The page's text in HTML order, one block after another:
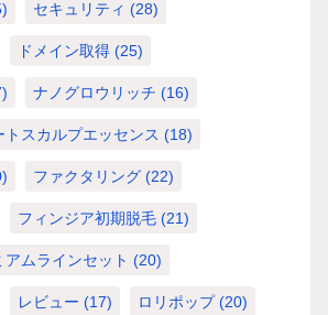
セキュリティ (28)
ドメイン取得 (25)
ナノグロウリッチ (16)
トスカルプエッセンス (18)
ファクタリング (22)
フィンジア初期脱毛 (21)
ムラインセット (20)
レビュー (17) ロリポップ(20)